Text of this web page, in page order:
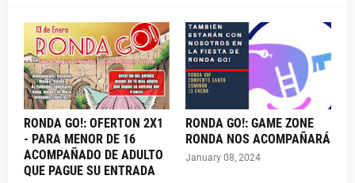
RONDA GO!: OFERTON 2X1
- PARA MENOR DE 16
ACOMPAÑADO DE ADULTO
QUE PAGUE SU ENTRADA
RONDA GO!: GAME ZONE
RONDA NOS ACOMPAÑARÁ
January 08, 2024